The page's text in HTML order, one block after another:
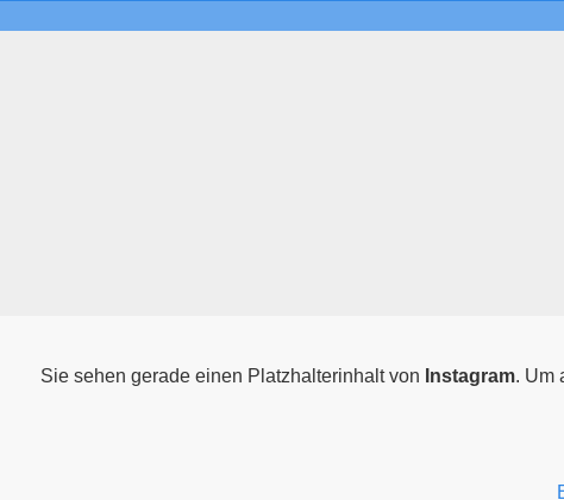
Sie sehen gerade einen Platzhalterinhalt von Instagram. Um